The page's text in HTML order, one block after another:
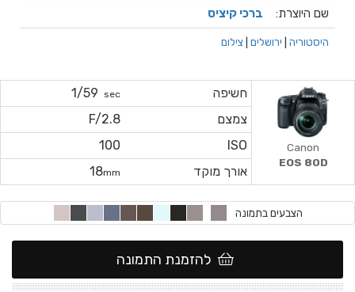
שם היוצרת: ברכי קיציס
היסטוריה ירושלים צילום
חשיפה sec
1/59
צמצם
F/2.8
ISO
100
אורך מוקד
18mm
Canon
EOS 80D
הצבעים בתמונה
להזמנת התמונה